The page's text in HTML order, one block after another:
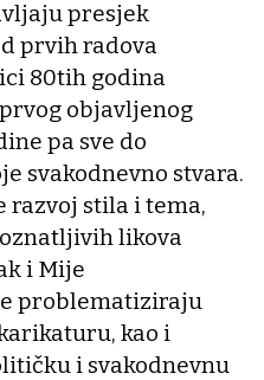
presjek
prvih radova
80tih godina
objavljenog
pa sve do
svakodnevno stvara.
razvoj stila i tema,
likova
i Mije
problematiziraju
kao i
i svakodnevnu